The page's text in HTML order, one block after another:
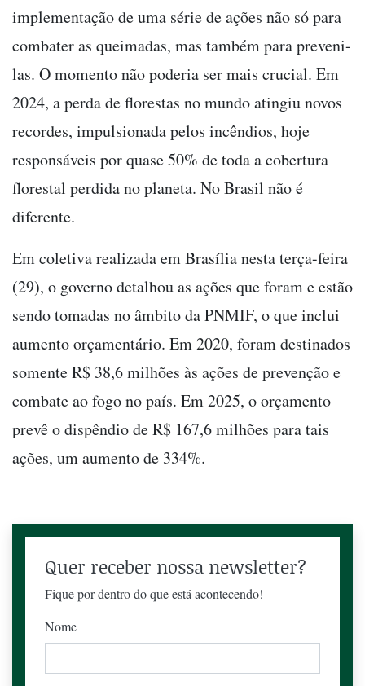
implementação de uma série de ações não só para
combater as queimadas, mas também para preveni-
las. O momento não poderia ser mais crucial. Em
2024, a perda de florestas no mundo atingiu novos
recordes, impulsionada pelos incêndios, hoje
responsáveis por quase 50% de toda a cobertura
florestal perdida no planeta. No Brasil não é
diferente.
Em coletiva realizada em Brasília nesta terça-feira
(29), o governo detalhou as ações que foram e estão
sendo tomadas no âmbito da PNMIF, o que inclui
aumento orçamentário. Em 2020, foram destinados
somente R$ 38,6 milhões às ações de prevenção e
combate ao fogo no país. Em 2025, o orçamento
prevê o dispêndio de R$ 167,6 milhões para tais
ações, um aumento de 334%.
Quer receber nossa newsletter?
Fique por dentro do que está acontecendo!
Nome